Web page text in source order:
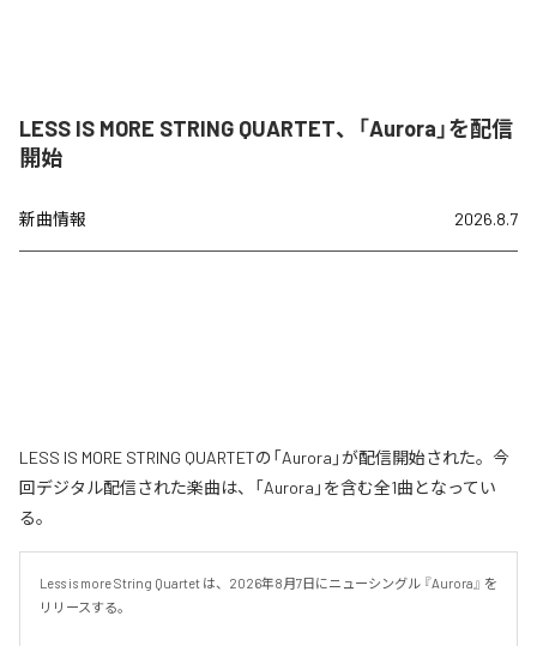
LESS IS MORE STRING QUARTET、「Aurora」を配信
開始
新曲情報 2026.8.7
LESS IS MORE STRING QUARTETの「Aurora」が配信開始された。今
回デジタル配信された楽曲は、「Aurora」を含む全1曲となってい
る。
Less is more String Quartet は、2026年8月7日にニューシングル 『Aurora』 を
リリースする。